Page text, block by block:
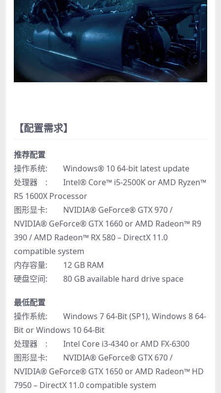
【配置需求】
推荐配置
操作系统: Windows® 10 64-bit latest update
处理器 : Intel® Core™ i5-2500K or AMD Ryzen™
R5 1600X Processor
图形显卡: NVIDIA® GeForce® GTX 970 /
NVIDIA® GeForce® GTX 1660 or AMD Radeon™ R9
390 / AMD Radeon™ RX 580 – DirectX 11.0
compatible system
内存容量: 12 GB RAM
硬盘空间: 80 GB available hard drive space
最低配置
操作系统: Windows 7 64-Bit (SP1), Windows 8 64-
Bit or Windows 10 64-Bit
处理器 : Intel Core i3-4340 or AMD FX-6300
图形显卡: NVIDIA® GeForce® GTX 670 /
NVIDIA® GeForce® GTX 1650 or AMD Radeon™ HD
7950 – DirectX 11.0 compatible system